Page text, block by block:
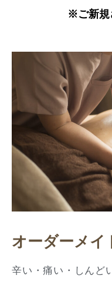
※ご新規
オーダーメイ
辛い・痛い・しんど